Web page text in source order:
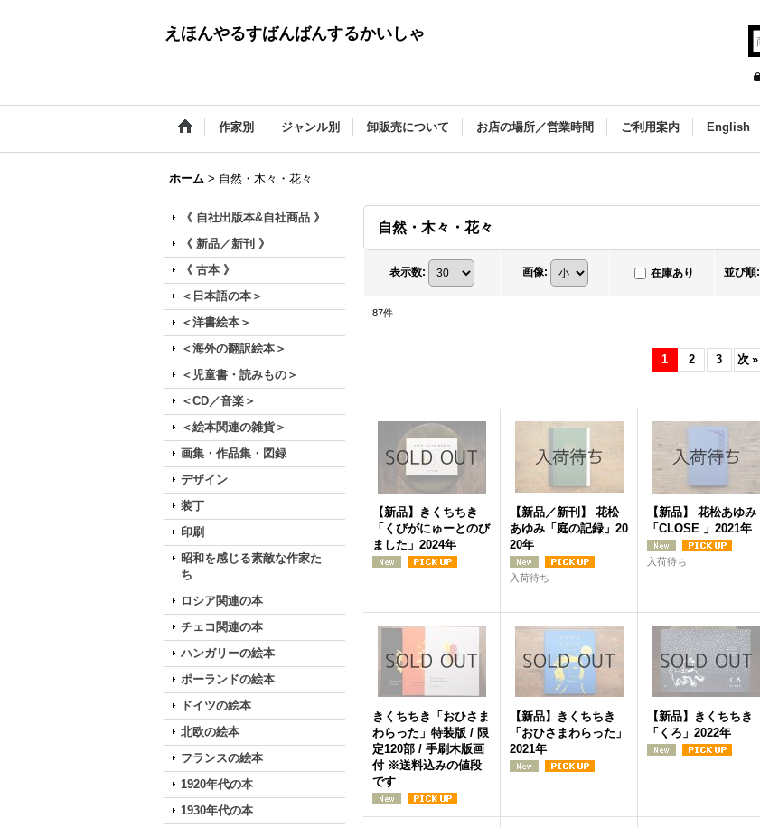
えほんやるすばんばんするかいしゃ
作家別 ジャンル別 卸販売について お店の場所／営業時間 ご利用案内 English
ホーム > 自然・木々・花々
《 自社出版本&自社商品 》
《 新品／新刊 》
《 古本 》
＜日本語の本＞
＜洋書絵本＞
＜海外の翻訳絵本＞
＜児童書・読みもの＞
＜CD／音楽＞
＜絵本関連の雑貨＞
画集・作品集・図録
デザイン
装丁
印刷
昭和を感じる素敵な作家た
ち
ロシア関連の本
チェコ関連の本
ハンガリーの絵本
ポーランドの絵本
ドイツの絵本
北欧の絵本
フランスの絵本
1920年代の本
1930年代の本
自然・木々・花々
表示数: 画像: 在庫あり 並び順:
87件
1 2 3 次 »
【新品】きくちちき
「くびがにゅーとのび
ました」2024年
【新品／新刊】 花松
あゆみ「庭の記録」20
20年
入荷待ち
【新品】 花松あゆみ
「CLOSE 」2021年
入荷待ち
きくちちき「おひさま
わらった」特装版 / 限
定120部 / 手刷木版画
付 ※送料込みの値段
です
【新品】きくちちき
「おひさまわらった」
2021年
【新品】きくちちき
「くろ」2022年